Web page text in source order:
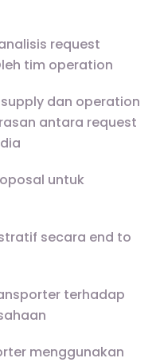
request
tim operation
dan operation
antara request
untuk
secara end to
terhadap
menggunakan